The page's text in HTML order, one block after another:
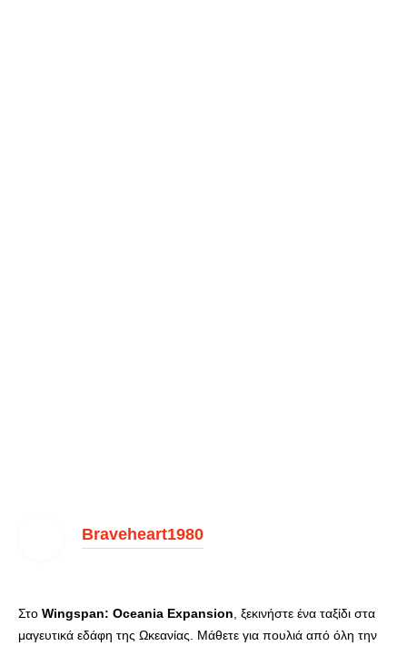
Braveheart1980
Στο Wingspan: Oceania Expansion , ξεκινήστε ένα ταξίδι στα
μαγευτικά εδάφη της Ωκεανίας. Μάθετε για πουλιά από όλη την